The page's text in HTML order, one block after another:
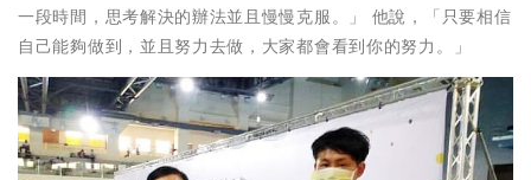
一段時間，思考解決的辦法並且慢慢克服。」 他說，「只要相信
自己能夠做到，並且努力去做，大家都會看到你的努力。」